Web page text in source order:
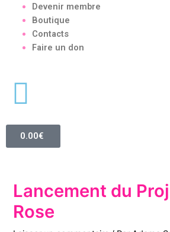
Devenir membre
Boutique
Contacts
Faire un don
0.00€
Lancement du
Rose